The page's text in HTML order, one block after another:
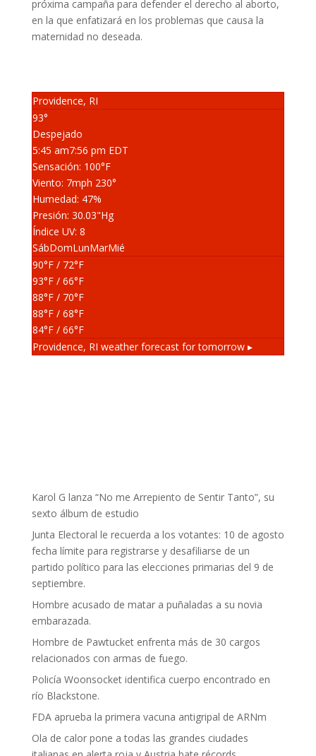
próxima campaña para defender el derecho al aborto,
en la que enfatizará en los problemas que causa la
maternidad no deseada.
Providence, RI
93°
Despejado
5:45 am7:56 pm EDT
Sensación: 100°F
Viento: 7mph 230°
Humedad: 47%
Presión: 30.03"Hg
Índice UV: 8
SábDomLunMarMié
90°F/ 72°F
93°F/ 66°F
88°F/ 70°F
88°F/ 68°F
84°F/ 66°F
Providence, RI weather forecast for tomorrow ▸
Karol G lanza “No me Arrepiento de Sentir Tanto”, su
sexto álbum de estudio
Junta Electoral le recuerda a los votantes: 10 de agosto
fecha límite para registrarse y desafiliarse de un
partido político para las elecciones primarias del 9 de
septiembre.
Hombre acusado de matar a puñaladas a su novia
embarazada.
Hombre de Pawtucket enfrenta más de 30 cargos
relacionados con armas de fuego.
Policía Woonsocket identifica cuerpo encontrado en
río Blackstone.
FDA aprueba la primera vacuna antigripal de ARNm
Ola de calor pone a todas las grandes ciudades